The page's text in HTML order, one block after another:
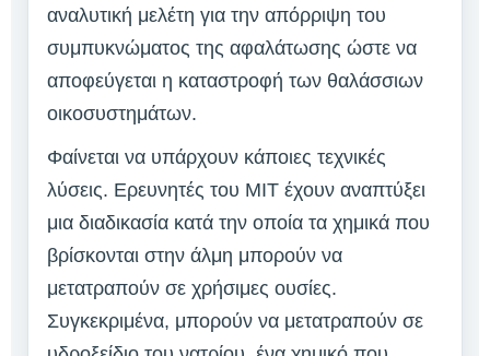
αναλυτική μελέτη για την απόρριψη του
συμπυκνώματος της αφαλάτωσης ώστε να
αποφεύγεται η καταστροφή των θαλάσσιων
οικοσυστημάτων.
Φαίνεται να υπάρχουν κάποιες τεχνικές
λύσεις. Ερευνητές του MIT έχουν αναπτύξει
μια διαδικασία κατά την οποία τα χημικά που
βρίσκονται στην άλμη μπορούν να
μετατραπούν σε χρήσιμες ουσίες.
Συγκεκριμένα, μπορούν να μετατραπούν σε